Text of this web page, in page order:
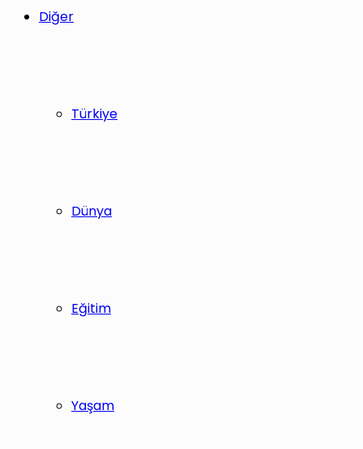
Diğer
Türkiye
Dünya
Eğitim
Yaşam